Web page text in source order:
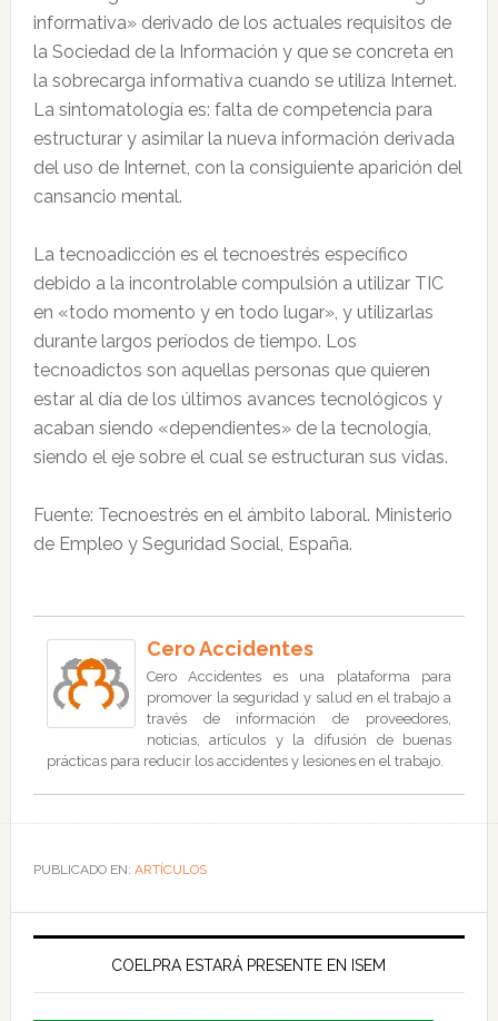
informativa» derivado de los actuales requisitos de
la Sociedad de la Información y que se concreta en
la sobrecarga informativa cuando se utiliza Internet.
La sintomatología es: falta de competencia para
estructurar y asimilar la nueva información derivada
del uso de Internet, con la consiguiente aparición del
cansancio mental.
La tecnoadicción es el tecnoestrés específico
debido a la incontrolable compulsión a utilizar TIC
en «todo momento y en todo lugar», y utilizarlas
durante largos períodos de tiempo. Los
tecnoadictos son aquellas personas que quieren
estar al día de los últimos avances tecnológicos y
acaban siendo «dependientes» de la tecnología,
siendo el eje sobre el cual se estructuran sus vidas.
Fuente: Tecnoestrés en el ámbito laboral. Ministerio
de Empleo y Seguridad Social, España.
Cero Accidentes
Cero Accidentes es una plataforma para
promover la seguridad y salud en el trabajo a
través de información de proveedores,
noticias, artículos y la difusión de buenas
prácticas para reducir los accidentes y lesiones en el trabajo.
PUBLICADO EN: ARTÍCULOS
COELPRA ESTARÁ PRESENTE EN ISEM